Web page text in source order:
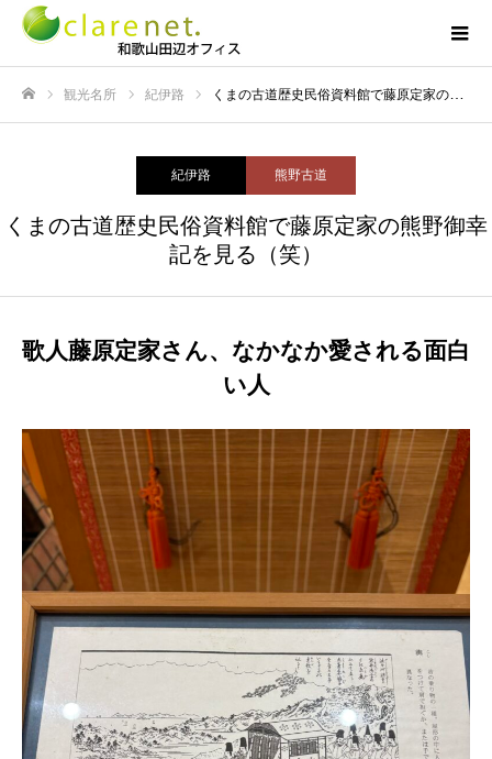
観光名所 紀伊路 くまの古道歴史民俗資料館で藤原定家の熊野御幸記を見る（笑）
紀伊路 熊野古道
くまの古道歴史民俗資料館で藤原定家の熊野御幸
記を見る（笑）
歌人藤原定家さん、なかなか愛される面白
い人